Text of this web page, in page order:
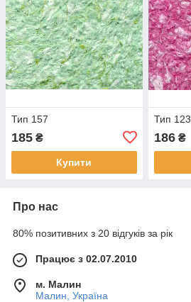
Тип 157
185 ₴
Купити
Тип 123
186₴
Про нас
80% позитивних з 20 відгуків за рік
Працює з 02.07.2010
м. Малин
Малин, Україна